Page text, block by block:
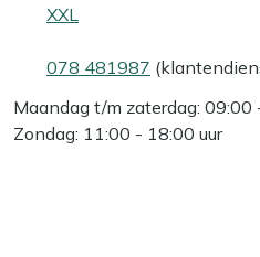
XXL
078 481987
Maandag t/m zaterdag: 09:00
Zondag: 11:00 - 18:00 uur